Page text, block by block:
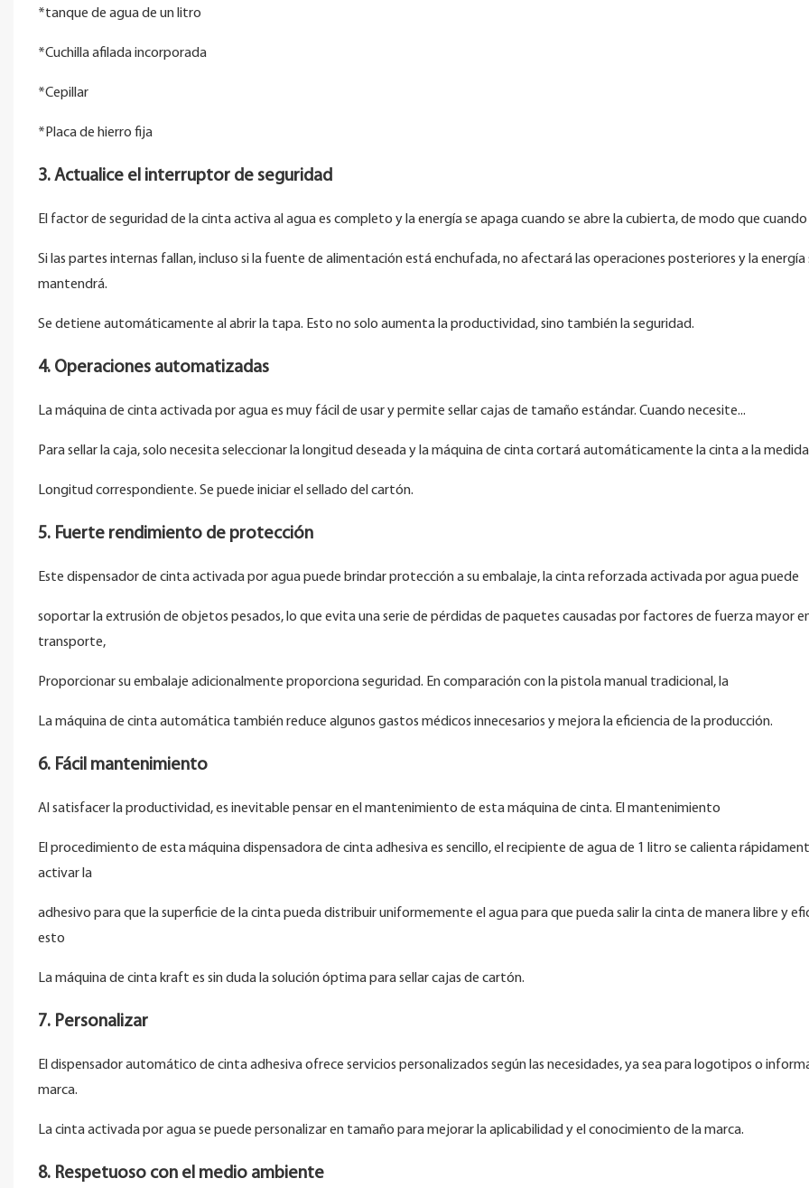
*tanque de agua de un litro
*Cuchilla afilada incorporada
*Cepillar
*Placa de hierro fija
3. Actualice el interruptor de seguridad
El factor de seguridad de la cinta activa al agua es completo y la energía se apaga cuando se abre la cubierta, de modo que cuando
Si las partes internas fallan, incluso si la fuente de alimentación está enchufada, no afectará las operaciones posteriores y la energía
mantendrá.
Se detiene automáticamente al abrir la tapa. Esto no solo aumenta la productividad, sino también la seguridad.
4. Operaciones automatizadas
La máquina de cinta activada por agua es muy fácil de usar y permite sellar cajas de tamaño estándar. Cuando necesite...
Para sellar la caja, solo necesita seleccionar la longitud deseada y la máquina de cinta cortará automáticamente la cinta a la
Longitud correspondiente. Se puede iniciar el sellado del cartón.
5. Fuerte rendimiento de protección
Este dispensador de cinta activada por agua puede brindar protección a su embalaje, la cinta reforzada activada por agua puede
soportar la extrusión de objetos pesados, lo que evita una serie de pérdidas de paquetes causadas por factores de fuerza mayor
transporte,
Proporcionar su embalaje adicionalmente proporciona seguridad. En comparación con la pistola manual tradicional, la
La máquina de cinta automática también reduce algunos gastos médicos innecesarios y mejora la eficiencia de la producción.
6. Fácil mantenimiento
Al satisfacer la productividad, es inevitable pensar en el mantenimiento de esta máquina de cinta. El mantenimiento
El procedimiento de esta máquina dispensadora de cinta adhesiva es sencillo, el recipiente de agua de 1 litro se calienta
activar la
adhesivo para que la superficie de la cinta pueda distribuir uniformemente el agua para que pueda salir la cinta de manera libre y
esto
La máquina de cinta kraft es sin duda la solución óptima para sellar cajas de cartón.
7. Personalizar
El dispensador automático de cinta adhesiva ofrece servicios personalizados según las necesidades, ya sea para logotipos o
marca.
La cinta activada por agua se puede personalizar en tamaño para mejorar la aplicabilidad y el conocimiento de la marca.
8. Respetuoso con el medio ambiente